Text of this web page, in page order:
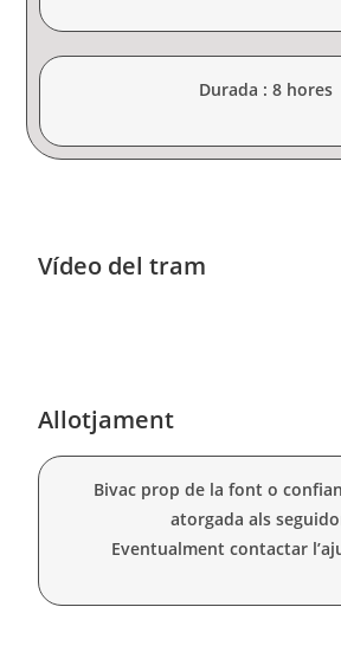
Durada : 8 hores
Vídeo del tram
Allotjament
Bivac prop de la font o
atorgada als
Eventualment contactar